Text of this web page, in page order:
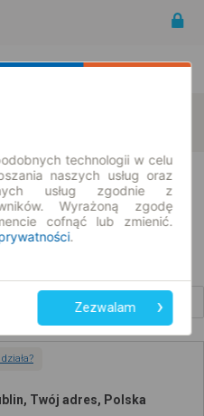
Twój adres, Polska
technologii w celu
naszych usług oraz
usług zgodnie z
Wyrażoną zgodę
cofnąć lub zmienić.
.
Zezwalam